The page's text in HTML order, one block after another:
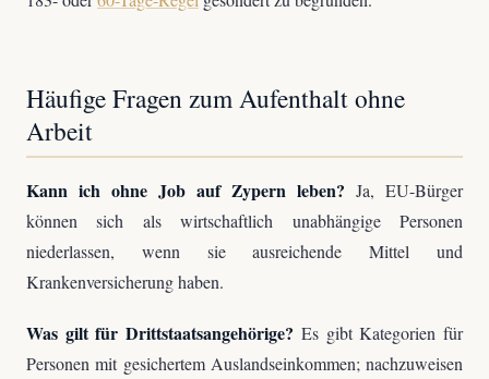
Häufige Fragen zum Aufenthalt ohne
Arbeit
Kann ich ohne Job auf Zypern leben? Ja, EU-Bürger
können sich als wirtschaftlich unabhängige Personen
niederlassen, wenn sie ausreichende Mittel und
Krankenversicherung haben.
Was gilt für Drittstaatsangehörige? Es gibt Kategorien für
Personen mit gesichertem Auslandseinkommen; nachzuweisen